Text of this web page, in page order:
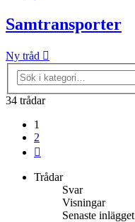
Samtransporter
Ny tråd
34 trådar
1
2
Trådar
Svar
Visningar
Senaste inlägget